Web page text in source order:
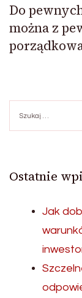
Do
można z
Ostatnie
Jak